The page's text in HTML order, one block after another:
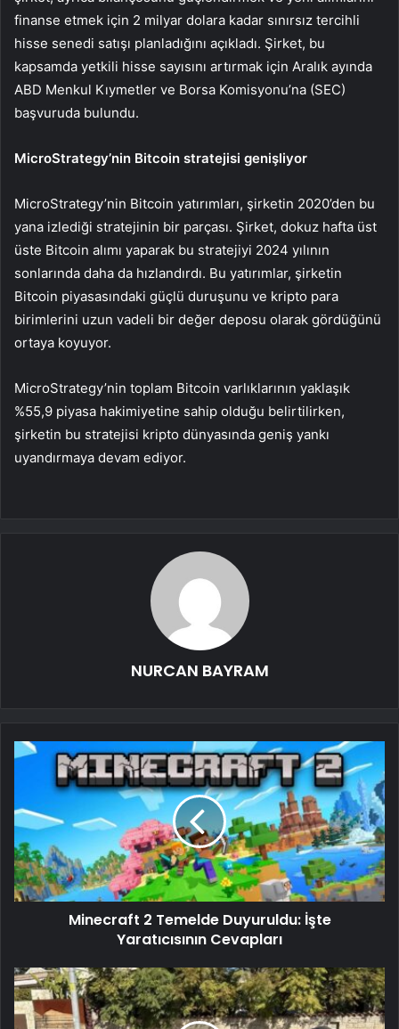
finanse etmek için 2 milyar dolara kadar sınırsız tercihli
hisse senedi satışı planladığını açıkladı. Şirket, bu
kapsamda yetkili hisse sayısını artırmak için Aralık ayında
ABD Menkul Kıymetler ve Borsa Komisyonu’na (SEC)
başvuruda bulundu.
MicroStrategy’nin Bitcoin stratejisi genişliyor
MicroStrategy’nin Bitcoin yatırımları, şirketin 2020’den bu
yana izlediği stratejinin bir parçası. Şirket, dokuz hafta üst
üste Bitcoin alımı yaparak bu stratejiyi 2024 yılının
sonlarında daha da hızlandırdı. Bu yatırımlar, şirketin
Bitcoin piyasasındaki güçlü duruşunu ve kripto para
birimlerini uzun vadeli bir değer deposu olarak gördüğünü
ortaya koyuyor.
MicroStrategy’nin toplam Bitcoin varlıklarının yaklaşık
%55,9 piyasa hakimiyetine sahip olduğu belirtilirken,
şirketin bu stratejisi kripto dünyasında geniş yankı
uyandırmaya devam ediyor.
NURCAN BAYRAM
Minecraft 2 Temelde Duyuruldu: İşte
Yaratıcısının Cevapları